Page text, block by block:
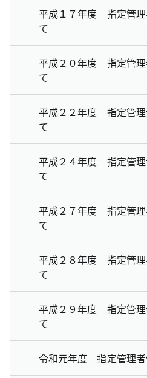
平成１７年度 指定管理
て
平成２０年度 指定管理
て
平成２２年度 指定管理
て
平成２４年度 指定管理
て
平成２７年度 指定管理
て
平成２８年度 指定管理
て
平成２９年度 指定管理
て
令和元年度 指定管理者